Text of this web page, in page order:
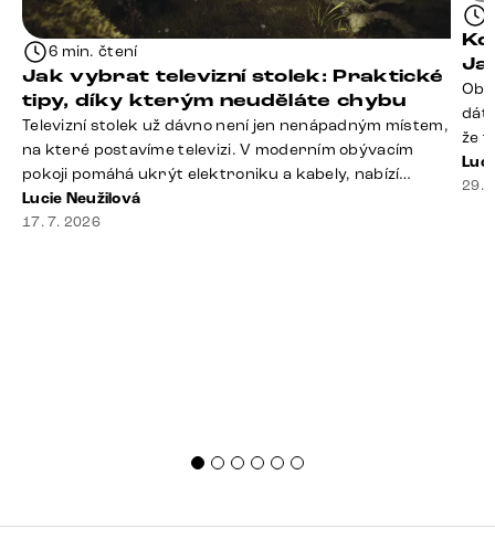
6 min. čtení
Jak vybrat televizní stolek: Praktické
tipy, díky kterým neuděláte chybu
Televizní stolek už dávno není jen nenápadným místem,
na které postavíme televizi. V moderním obývacím
pokoji pomáhá ukrýt elektroniku a kabely, nabízí
praktický úložný prostor a často se stává výraznou
součástí celého interiéru. Při jeho výběru proto
Lucie Neužilová
17. 7. 2026
že
29.